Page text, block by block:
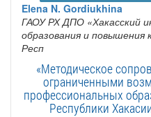
Elena N. Gordiukhina
ГАОУ РХ ДПО «Хакасский
образования и повышения
Респ
«Методическое
ограниченными
профессиональных
Республики